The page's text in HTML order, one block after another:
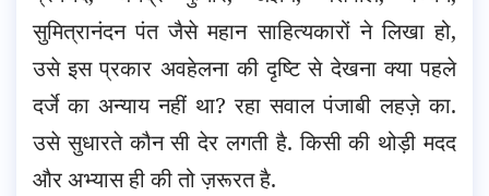
सुमित्रानंदन पंत जैसे महान साहित्यकारों ने लिखा हो,
उसे इस प्रकार अवहेलना की दृष्टि से देखना क्या पहले
दर्जे का अन्याय नहीं था? रहा सवाल पंजाबी लहज़े का.
उसे सुधारते कौन सी देर लगती है. किसी की थोड़ी मदद
और अभ्यास ही की तो ज़रूरत है.